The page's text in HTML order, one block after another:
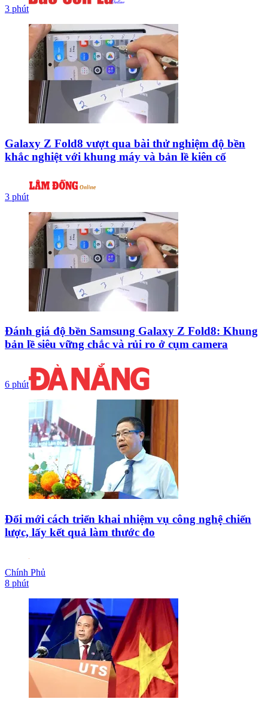
3 phút
Galaxy Z Fold8 vượt qua bài thử nghiệm độ bền
khắc nghiệt với khung máy và bản lề kiên cố
3 phút
Đánh giá độ bền Samsung Galaxy Z Fold8: Khung
bản lề siêu vững chắc và rủi ro ở cụm camera
6 phút
Đổi mới cách triển khai nhiệm vụ công nghệ chiến
lược, lấy kết quả làm thước đo
Chính Phủ
8 phút